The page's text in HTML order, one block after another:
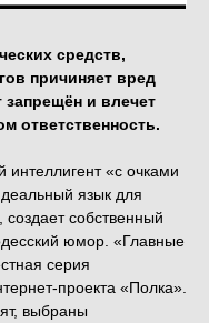
средств,
причиняет вред
и влечет
ответственность.
интеллигент «с очками
язык для
собственный
юмор. «Главные
серия
проекта «Полка».
выбраны